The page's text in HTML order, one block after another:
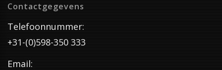
Contactgegevens
Telefoonnummer:
+31-(0)598-350 333
Email: